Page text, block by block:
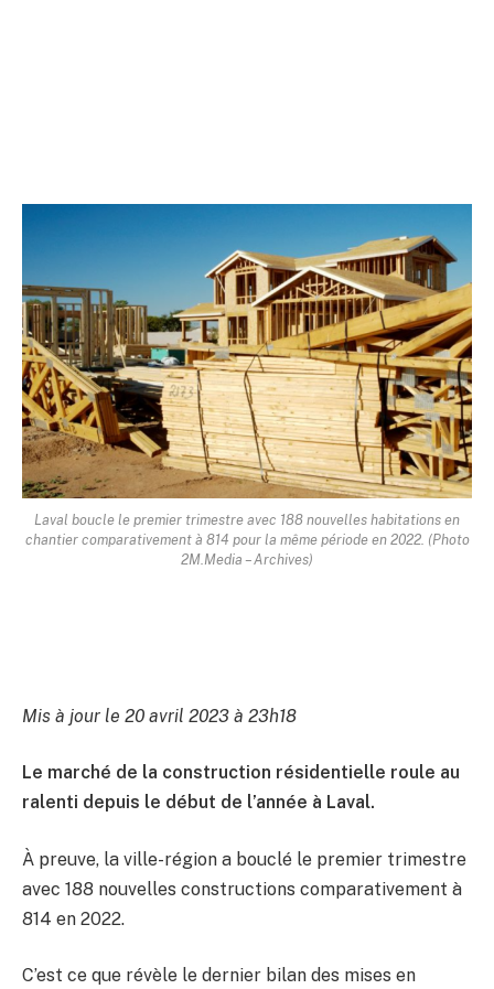
Laval boucle le premier trimestre avec 188 nouvelles habitations en
chantier comparativement à 814 pour la même période en 2022. (Photo
2M.Media – Archives)
Mis à jour le 20 avril 2023 à 23h18
Le marché de la construction résidentielle roule au
ralenti depuis le début de l’année à Laval.
À preuve, la ville-région a bouclé le premier trimestre
avec 188 nouvelles constructions comparativement à
814 en 2022.
C’est ce que révèle le dernier bilan des mises en